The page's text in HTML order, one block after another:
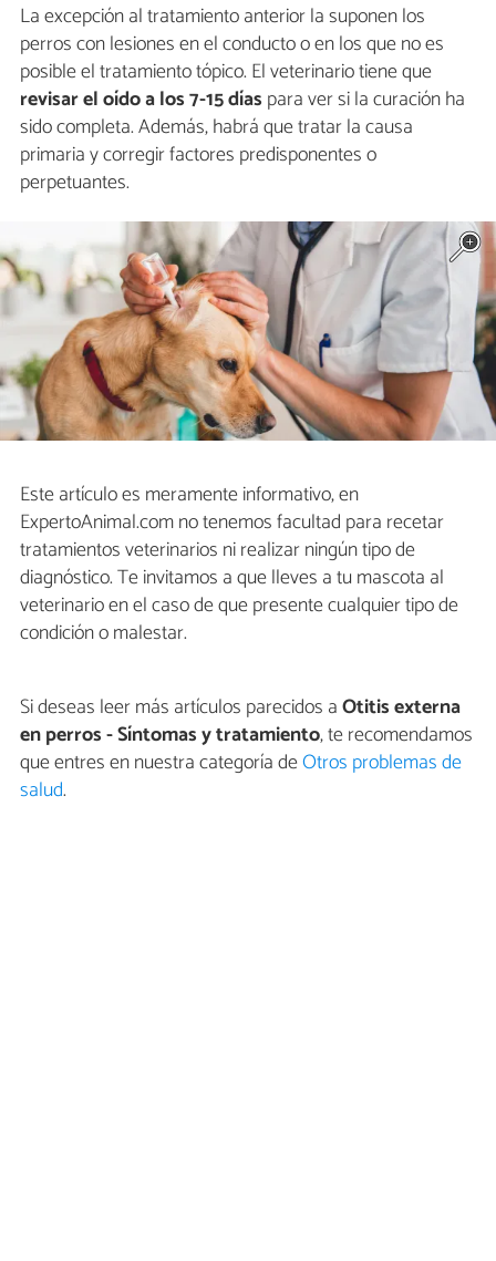
La excepción al tratamiento anterior la suponen los
perros con lesiones en el conducto o en los que no es
posible el tratamiento tópico. El veterinario tiene que
revisar el oído a los 7-15 días para ver si la curación ha
sido completa. Además, habrá que tratar la causa
primaria y corregir factores predisponentes o
perpetuantes.
Este artículo es meramente informativo, en
ExpertoAnimal.com no tenemos facultad para recetar
tratamientos veterinarios ni realizar ningún tipo de
diagnóstico. Te invitamos a que lleves a tu mascota al
veterinario en el caso de que presente cualquier tipo de
condición o malestar.
Si deseas leer más artículos parecidos aOtitis externa
en perros - Síntomas y tratamiento, te recomendamos
que entres en nuestra categoría deOtros problemas de
salud.